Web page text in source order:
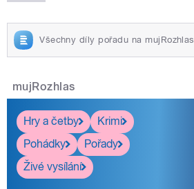
Všechny díly pořadu na mujRozhlas
mujRozhlas
Hry a četby
Krimi
Pohádky
Pořady
Živé vysílání